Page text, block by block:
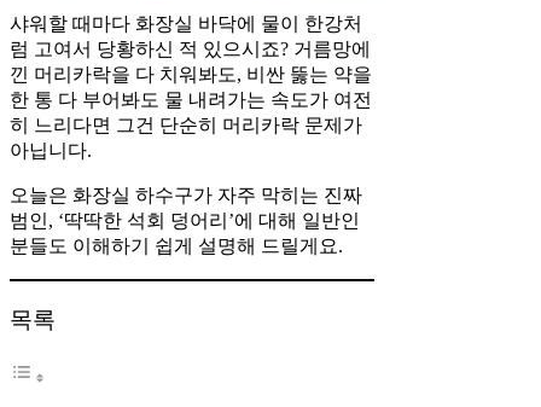
샤워할 때마다 화장실 바닥에 물이 한강처
럼 고여서 당황하신 적 있으시죠? 거름망에
낀 머리카락을 다 치워봐도, 비싼 뚫는 약을
한 통 다 부어봐도 물 내려가는 속도가 여전
히 느리다면 그건 단순히 머리카락 문제가
아닙니다.
오늘은 화장실 하수구가 자주 막히는 진짜
범인, ‘딱딱한 석회 덩어리’에 대해 일반인
분들도 이해하기 쉽게 설명해 드릴게요.
목록